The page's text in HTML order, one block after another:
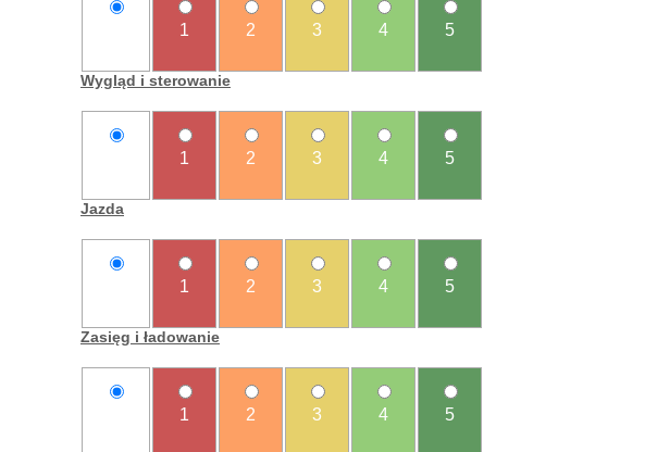
1 2 3 4 5
Wygląd i sterowanie
1 2 3 4 5
Jazda
1 2 3 4 5
Zasięg i ładowanie
1 2 3 4 5